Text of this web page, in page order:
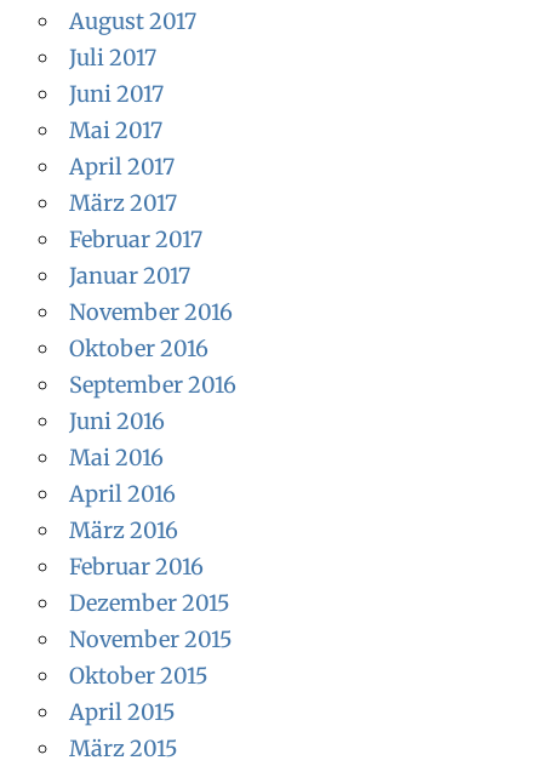
August 2017
Juli 2017
Juni 2017
Mai 2017
April 2017
März 2017
Februar 2017
Januar 2017
November 2016
Oktober 2016
September 2016
Juni 2016
Mai 2016
April 2016
März 2016
Februar 2016
Dezember 2015
November 2015
Oktober 2015
April 2015
März 2015